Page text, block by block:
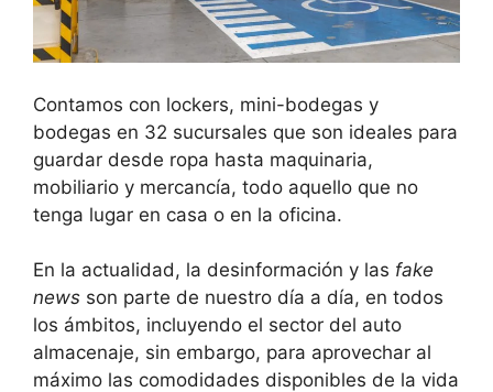
Contamos con lockers, mini-bodegas y
bodegas en 32 sucursales que son ideales para
guardar desde ropa hasta maquinaria,
mobiliario y mercancía, todo aquello que no
tenga lugar en casa o en la oficina.
En la actualidad, la desinformación y las fake
news son parte de nuestro día a día, en todos
los ámbitos, incluyendo el sector del auto
almacenaje, sin embargo, para aprovechar al
máximo las comodidades disponibles de la vida